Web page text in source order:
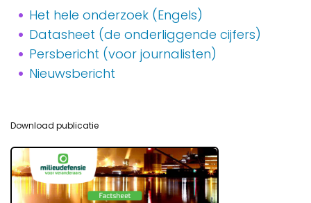
Het hele onderzoek (Engels)
Datasheet (de onderliggende cijfers)
Persbericht (voor journalisten)
Nieuwsbericht
Download publicatie